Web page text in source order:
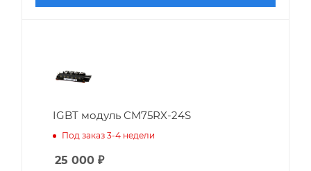
IGBT модуль CM75RX-24S
Под заказ 3-4 недели
25 000 ₽